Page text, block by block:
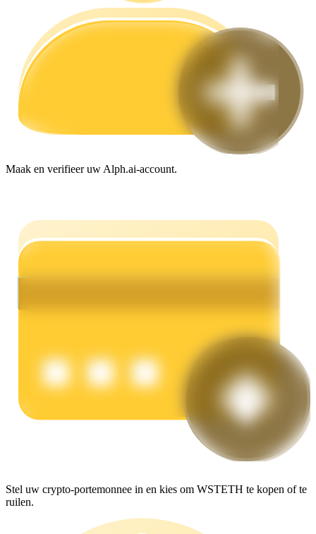
Leer hoe u winstgevend kunt blijven
Verdienen
Macht varkentje
Verdien dagelijks competitieve beloningen
Maak en verifieer uw Alph.ai-account.
Stel uw crypto-portemonnee in en kies om WSTETH te kopen of te
ruilen.